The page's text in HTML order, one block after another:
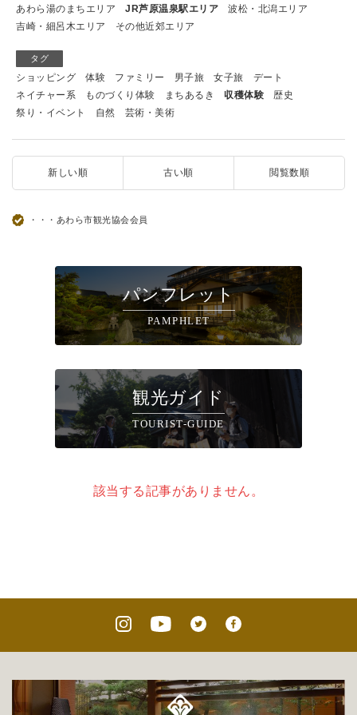
あわら湯のまちエリア
JR芦原温泉駅エリア
波松・北潟エリア
吉崎・細呂木エリア
その他近郊エリア
タグ
ショッピング 体験 ファミリー 男子旅 女子旅
デート
ネイチャー系
ものづくり体験 まちあるき 収穫体験
歴史
祭り・イベント
自然 芸術・美術
新しい順 古い順 閲覧数順
・・・あわら市観光協会会員
パンフレット
PAMPHLET
観光ガイド
TOURIST-GUIDE
該当する記事がありません。